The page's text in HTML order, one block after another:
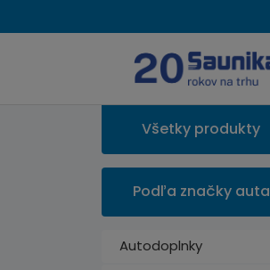
Všetky produkty
Podľa značky auta
Autodoplnky